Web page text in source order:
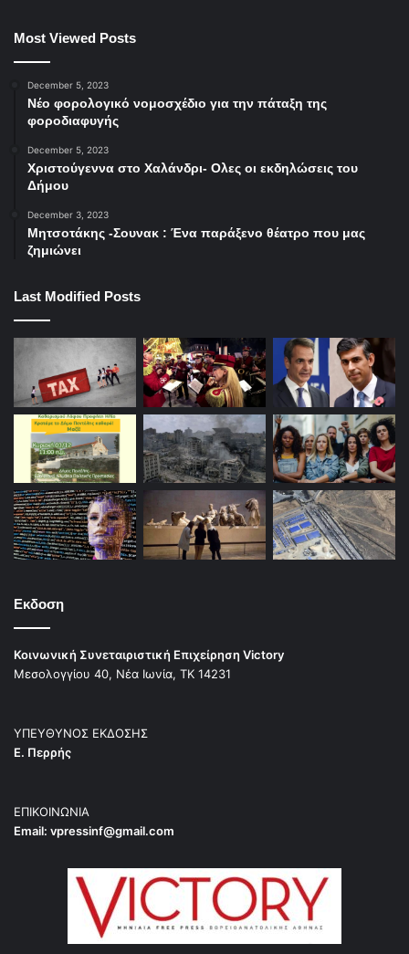
Most Viewed Posts
December 5, 2023
Νέο φορολογικό νομοσχέδιο για την πάταξη της
φοροδιαφυγής
December 5, 2023
Χριστούγεννα στο Χαλάνδρι- Ολες οι εκδηλώσεις του
Δήμου
December 3, 2023
Μητσοτάκης -Σουνακ : Ένα παράξενο θέατρο που μας
ζημιώνει
Last Modified Posts
Εκδοση
Κοινωνική Συνεταιριστική Επιχείρηση Victory
Μεσολογγίου 40, Νέα Ιωνία, ΤΚ 14231
ΥΠΕΥΘΥΝΟΣ ΕΚΔΟΣΗΣ
Ε. Περρής
ΕΠΙΚΟΙΝΩΝΙΑ
Email: vpressinf@gmail.com